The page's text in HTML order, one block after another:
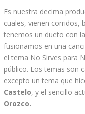
Es nuestra decima
cuales, vienen corridos,
tenemos un dueto con la
fusionamos en una
el tema No Sirves para
público. Los temas son
excepto un tema que
Castelo, y el sencillo
Orozco.